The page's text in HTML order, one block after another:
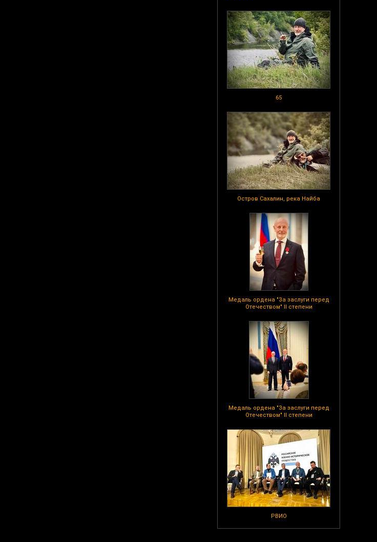
65
Остров Сахалин, река Найба
Медаль ордена "За заслуги перед
Отечеством" II степени
Медаль ордена "За заслуги перед
Отечеством" II степени
РВИО